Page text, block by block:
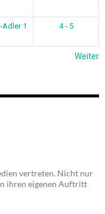
Adler 1 4 - 5
Weiter
vertreten. Nicht nur
ihren eigenen Auftritt